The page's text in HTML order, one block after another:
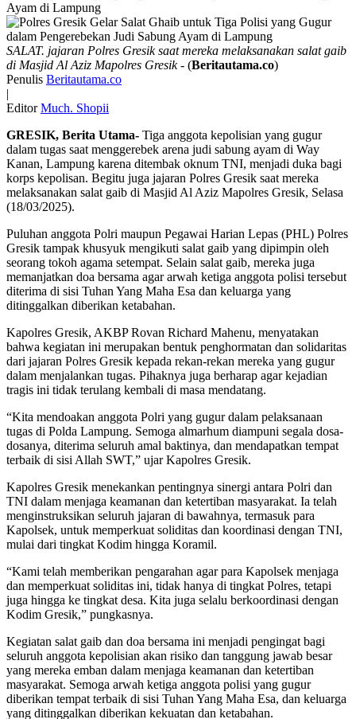
Ayam di Lampung
SALAT. jajaran Polres Gresik saat mereka melaksanakan salat gaib
di Masjid Al Aziz Mapolres Gresik- (Beritautama.co)
Penulis Beritautama.co
|
Editor Much. Shopii
GRESIK, Berita Utama- Tiga anggota kepolisian yang gugur
dalam tugas saat menggerebek arena judi sabung ayam di Way
Kanan, Lampung karena ditembak oknum TNI, menjadi duka bagi
korps kepolisan. Begitu juga jajaran Polres Gresik saat mereka
melaksanakan salat gaib di Masjid Al Aziz Mapolres Gresik, Selasa
(18/03/2025).
Puluhan anggota Polri maupun Pegawai Harian Lepas (PHL) Polres
Gresik tampak khusyuk mengikuti salat gaib yang dipimpin oleh
seorang tokoh agama setempat. Selain salat gaib, mereka juga
memanjatkan doa bersama agar arwah ketiga anggota polisi tersebut
diterima di sisi Tuhan Yang Maha Esa dan keluarga yang
ditinggalkan diberikan ketabahan.
Kapolres Gresik, AKBP Rovan Richard Mahenu, menyatakan
bahwa kegiatan ini merupakan bentuk penghormatan dan solidaritas
dari jajaran Polres Gresik kepada rekan-rekan mereka yang gugur
dalam menjalankan tugas. Pihaknya juga berharap agar kejadian
tragis ini tidak terulang kembali di masa mendatang.
“Kita mendoakan anggota Polri yang gugur dalam pelaksanaan
tugas di Polda Lampung. Semoga almarhum diampuni segala dosa-
dosanya, diterima seluruh amal baktinya, dan mendapatkan tempat
terbaik di sisi Allah SWT,” ujar Kapolres Gresik.
Kapolres Gresik menekankan pentingnya sinergi antara Polri dan
TNI dalam menjaga keamanan dan ketertiban masyarakat. Ia telah
menginstruksikan seluruh jajaran di bawahnya, termasuk para
Kapolsek, untuk memperkuat soliditas dan koordinasi dengan TNI,
mulai dari tingkat Kodim hingga Koramil.
“Kami telah memberikan pengarahan agar para Kapolsek menjaga
dan memperkuat soliditas ini, tidak hanya di tingkat Polres, tetapi
juga hingga ke tingkat desa. Kita juga selalu berkoordinasi dengan
Kodim Gresik,” pungkasnya.
Kegiatan salat gaib dan doa bersama ini menjadi pengingat bagi
seluruh anggota kepolisian akan risiko dan tanggung jawab besar
yang mereka emban dalam menjaga keamanan dan ketertiban
masyarakat. Semoga arwah ketiga anggota polisi yang gugur
diberikan tempat terbaik di sisi Tuhan Yang Maha Esa, dan keluarga
yang ditinggalkan diberikan kekuatan dan ketabahan.